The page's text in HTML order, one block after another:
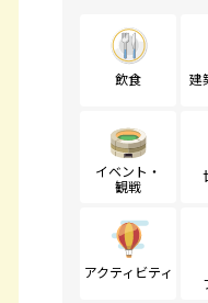
飲食 建
イベント・
観戦
アクティビティ